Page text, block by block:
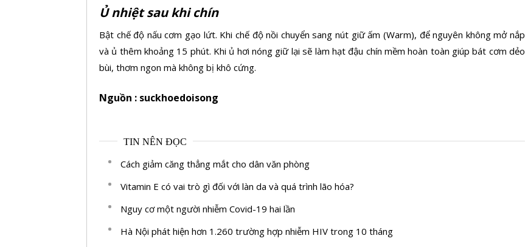
Ủ nhiệt sau khi chín
Bật chế độ nấu cơm gạo lứt. Khi chế độ nồi chuyển sang nút giữ ấm (Warm), để nguyên không mở nắp
và ủ thêm khoảng 15 phút. Khi ủ hơi nóng giữ lại sẽ làm hạt đậu chín mềm hoàn toàn giúp bát cơm dẻo
bùi, thơm ngon mà không bị khô cứng.
Nguồn : suckhoedoisong
TIN NÊN ĐỌC
Cách giảm căng thẳng mắt cho dân văn phòng
Vitamin E có vai trò gì đối với làn da và quá trình lão hóa?
Nguy cơ một người nhiễm Covid-19 hai lần
Hà Nội phát hiện hơn 1.260 trường hợp nhiễm HIV trong 10 tháng